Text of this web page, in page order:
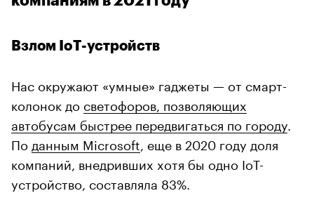
Взлом IoT-устройств
Нас окружают «умные» гаджеты — от смарт-
колонок до светофоров, позволяющих
автобусам быстрее передвигаться по городу
По данным Microsoft , еще в 2020 году доля
компаний, внедривших хотя бы одно IoT-
устройство, составляла 83%.